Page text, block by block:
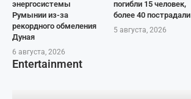
энергосистемы
Румынии из-за
рекордного обмеления
Дуная
6 августа, 2026
погибли 15 человек,
более 40 пострадали
5 августа, 2026
Entertainment